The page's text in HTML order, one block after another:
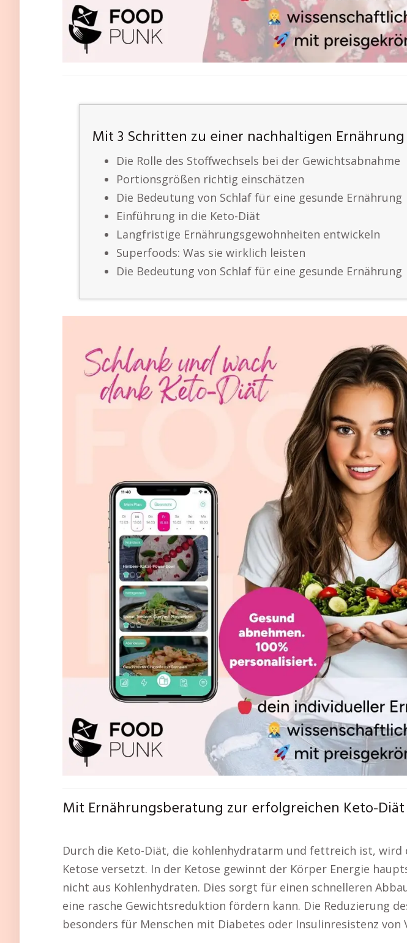
Mit 3 Schritten zu einer nachhaltigen Ernährung
Die Rolle des Stoffwechsels bei der Gewichtsabnahme
Portionsgrößen richtig einschätzen
Die Bedeutung von Schlaf für eine gesunde Ernährung
Einführung in die Keto-Diät
Langfristige Ernährungsgewohnheiten entwickeln
Superfoods: Was sie wirklich leisten
Die Bedeutung von Schlaf für eine gesunde Ernährung
Mit Ernährungsberatung zur erfolgreichen Keto-Diät
Durch die Keto-Diät, die kohlenhydratarm und fettreich ist, wird
Ketose versetzt. In der Ketose gewinnt der Körper Energie
nicht aus Kohlenhydraten. Dies sorgt für einen schnelleren
eine rasche Gewichtsreduktion fördern kann. Die Reduzierung
besonders für Menschen mit Diabetes oder Insulinresistenz von